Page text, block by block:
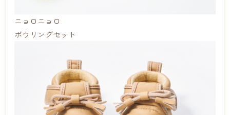
ニョロニョロ
ボウリングセット